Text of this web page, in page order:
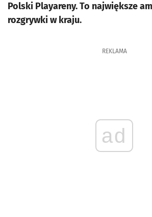
Polski Playareny. To największe
rozgrywki w kraju.
REKLAMA
ad